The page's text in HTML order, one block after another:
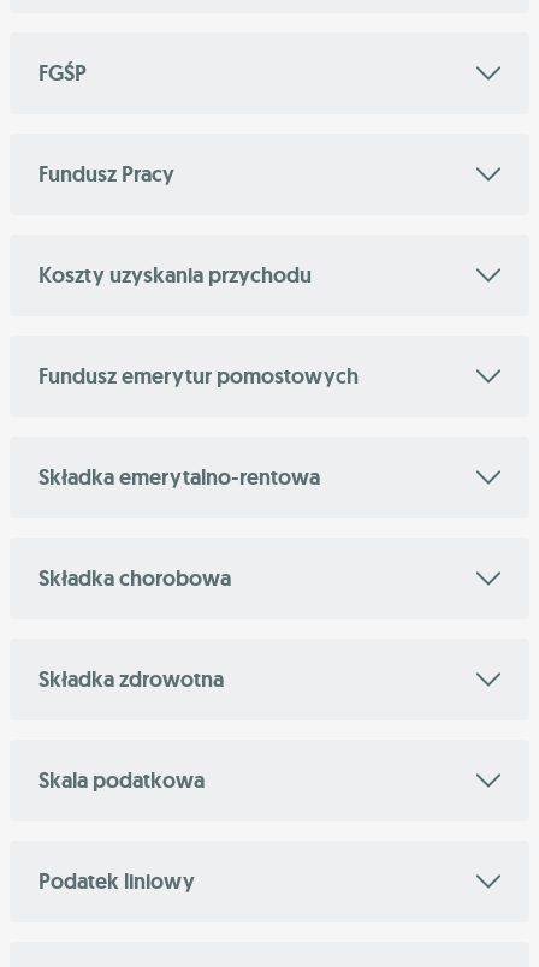
FGŚP
Fundusz Pracy
Koszty uzyskania przychodu
Fundusz emerytur pomostowych
Składka emerytalno-rentowa
Składka chorobowa
Składka zdrowotna
Skala podatkowa
Podatek liniowy